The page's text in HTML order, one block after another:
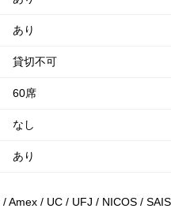
あり
貸切不可
60席
なし
あり
Amex / UC / UFJ / NICOS /